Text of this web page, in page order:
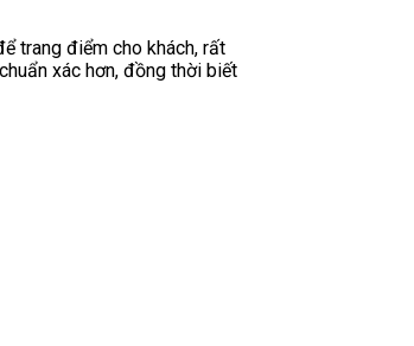
trang điểm cho khách, rất
xác hơn, đồng thời biết